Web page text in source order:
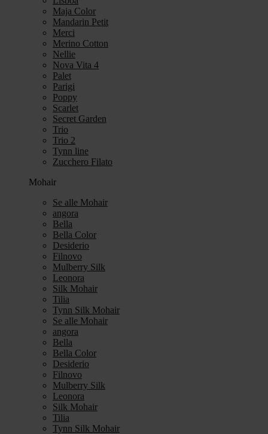
Maja Color
Mandarin Petit
Merci
Merino Cotton
Nellie
Nova Vita 4
Palet
Parigi
Poppy
Scarlet
Secret Garden
Trio
Trio 2
Tynn line
Zucchero Filato
Mohair
Se alle Mohair
angora
Bella
Bella Color
Desiderio
Filnovo
Mulberry Silk
Leonora
Silk Mohair
Tilia
Tynn Silk Mohair
Se alle Mohair
angora
Bella
Bella Color
Desiderio
Filnovo
Mulberry Silk
Leonora
Silk Mohair
Tilia
Tynn Silk Mohair